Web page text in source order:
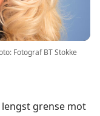
Fotograf BT Stokke
grense mot